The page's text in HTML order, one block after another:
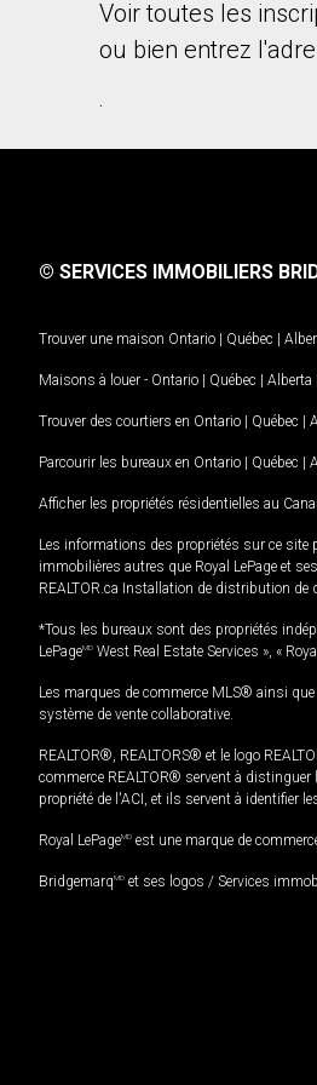
Voir toutes les
ou bien entrez
.
© SERVICES IMMOBILIERS
Trouver une maison Ontario | Québec |
Maisons à louer - Ontario | Québec | Alberta
Trouver des courtiers en Ontario | Québec |
Parcourir les bureaux en Ontario | Québec |
Afficher les propriétés résidentielles au
Les informations des propriétés sur ce site
immobilières autres que Royal LePage et
REALTOR.ca Installation de distribution de
*Tous les bureaux sont des propriétés
LePageMD West Real Estate Services », «
Les marques de commerce MLS® ainsi
système de vente collaborative.
REALTOR®, REALTORS® et le logo
commerce REALTOR® servent à
propriété de l'ACI, et ils servent à identifier
Royal LePageMD est une marque de
BridgemarqMD et ses logos / Services